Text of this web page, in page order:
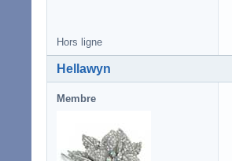
Hors ligne
Hellawyn
Membre